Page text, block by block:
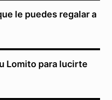
le puedes regalar a
Lomito para lucirte